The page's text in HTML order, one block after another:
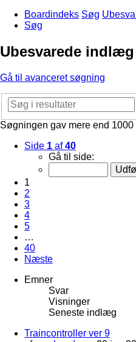
Boardindeks Søg
Søg
Ubesvarede indlæg
Gå til avanceret søgning
Søgningen gav mere end 1000
Side 1 af40
Gå til side:
1
2
3
4
5
…
40
Næste
Emner
Svar
Visninger
Seneste indlæg
Traincontroller ver 9